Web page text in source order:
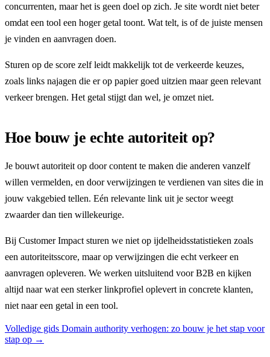
concurrenten, maar het is geen doel op zich. Je site wordt niet beter
omdat een tool een hoger getal toont. Wat telt, is of de juiste mensen
je vinden en aanvragen doen.
Sturen op de score zelf leidt makkelijk tot de verkeerde keuzes,
zoals links najagen die er op papier goed uitzien maar geen relevant
verkeer brengen. Het getal stijgt dan wel, je omzet niet.
Hoe bouw je echte autoriteit op?
Je bouwt autoriteit op door content te maken die anderen vanzelf
willen vermelden, en door verwijzingen te verdienen van sites die in
jouw vakgebied tellen. Eén relevante link uit je sector weegt
zwaarder dan tien willekeurige.
Bij Customer Impact sturen we niet op ijdelheidsstatistieken zoals
een autoriteitsscore, maar op verwijzingen die echt verkeer en
aanvragen opleveren. We werken uitsluitend voor B2B en kijken
altijd naar wat een sterker linkprofiel oplevert in concrete klanten,
niet naar een getal in een tool.
Volledige gids Domain authority verhogen: zo bouw je het stap voor
stap op →